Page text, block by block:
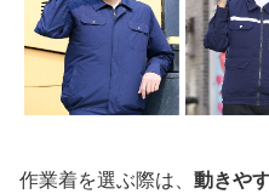
作業着を選ぶ際は、 動きや